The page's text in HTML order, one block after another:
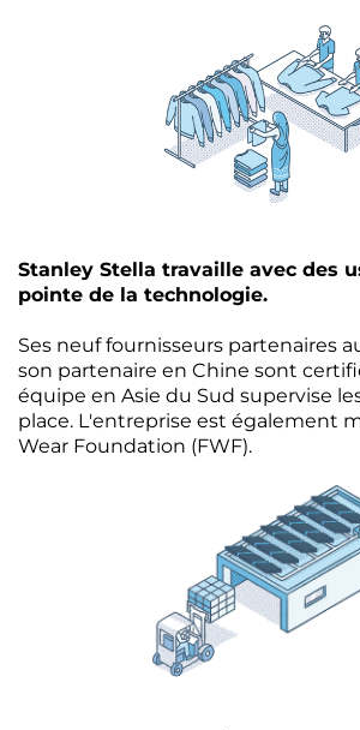
Stanley Stella travaille avec des
pointe de la technologie.
Ses neuf fournisseurs partenaires
son partenaire en Chine sont
équipe en Asie du Sud supervise
place. L'entreprise est également
Wear Foundation (FWF).